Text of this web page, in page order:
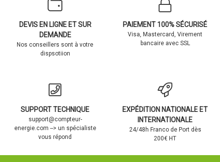
DEVIS EN LIGNE ET SUR
DEMANDE
Nos conseillers sont à votre
dispsotiion
PAIEMENT 100% SÉCURISÉ
Visa, Mastercard, Virement
bancaire avec SSL
SUPPORT TECHNIQUE
support@compteur-
energie.com --> un spécialiste
vous répond
EXPÉDITION NATIONALE ET
INTERNATIONALE
24/48h Franco de Port dès
200€ HT